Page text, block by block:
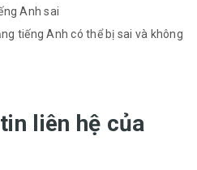
Anh sai
tiếng Anh có thể bị sai và không
liên hệ của